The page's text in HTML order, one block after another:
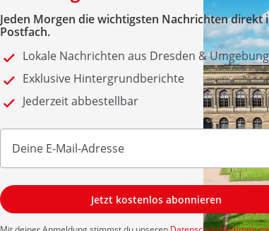
Jeden Morgen die wichtigsten Nachrichten direkt
Postfach.
Lokale Nachrichten aus Dresden & Umgebung
Exklusive Hintergrundberichte
Jederzeit abbestellbar
Jetzt kostenlos abonnieren